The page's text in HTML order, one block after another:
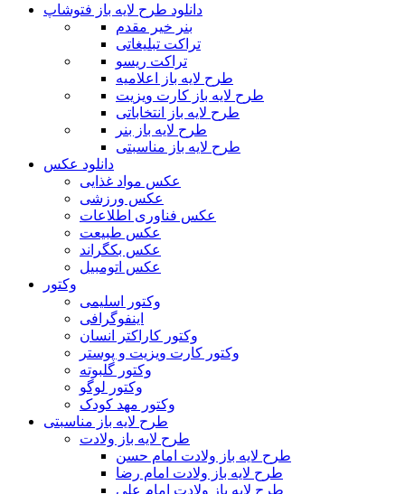
دانلود طرح لایه باز فتوشاپ
بنر خیر مقدم
تراکت تبلیغاتی
تراکت ریسو
طرح لایه باز اعلامیه
طرح لایه باز کارت ویزیت
طرح لایه باز انتخاباتی
طرح لایه باز بنر
طرح لایه باز مناسبتی
دانلود عکس
عکس مواد غذایی
عکس ورزشی
عکس فناوری اطلاعات
عکس طبیعت
عکس بکگراند
عکس اتومبیل
وکتور
وکتور اسلیمی
اینفوگرافی
وکتور کاراکتر انسان
وکتور کارت ویزیت و پوستر
وکتور گلبوته
وکتور لوگو
وکتور مهد کودک
طرح لایه باز مناسبتی
طرح لایه باز ولادت
طرح لایه باز ولادت امام حسن
طرح لایه باز ولادت امام رضا
طرح لایه باز ولادت امام علی